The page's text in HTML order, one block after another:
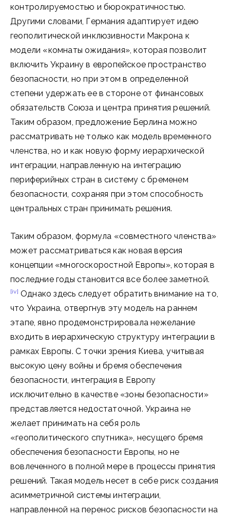
контролируемостью и бюрократичностью.
Другими словами, Германия адаптирует идею
геополитической инклюзивности Макрона к
модели «комнаты ожидания», которая позволит
включить Украину в европейское пространство
безопасности, но при этом в определенной
степени удержать ее в стороне от финансовых
обязательств Союза и центра принятия решений.
Таким образом, предложение Берлина можно
рассматривать не только как модель временного
членства, но и как новую форму иерархической
интеграции, направленную на интеграцию
периферийных стран в систему с бременем
безопасности, сохраняя при этом способность
центральных стран принимать решения.
Таким образом, формула «совместного членства»
может рассматриваться как новая версия
концепции «многоскоростной Европы», которая в
последние годы становится все более заметной.
[iv] Однако здесь следует обратить внимание на то,
что Украина, отвергнув эту модель на раннем
этапе, явно продемонстрировала нежелание
входить в иерархическую структуру интеграции в
рамках Европы. С точки зрения Киева, учитывая
высокую цену войны и бремя обеспечения
безопасности, интеграция в Европу
исключительно в качестве «зоны безопасности»
представляется недостаточной. Украина не
желает принимать на себя роль
«геополитического спутника», несущего бремя
обеспечения безопасности Европы, но не
вовлеченного в полной мере в процессы принятия
решений. Такая модель несет в себе риск создания
асимметричной системы интеграции,
направленной на перенос рисков безопасности на